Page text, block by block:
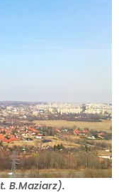
B.Maziarz).